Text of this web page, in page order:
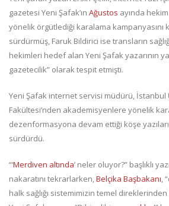
gazetesi Yeni Şafak’ın Ağustos ayında
yönelik örgütlediği karalama kampanyasını
sürdürmüş, Faruk Bildirici ise transların
hekimleri hedef alan Yeni Şafak yazarının
gazetecilik” olarak tespit etmişti.
Yeni Şafak internet servisi müdürü, İstanbul
Fakültesi’nden akademisyenlere yönelik
dezenformasyona devam ettiği köşe
sürdürdü.
“‘Merdiven altında’ neler oluyor?” başlıklı
nakaratını tekrarlarken,Belçika Başbakanı,
halk sağlığı sistemimizin temel